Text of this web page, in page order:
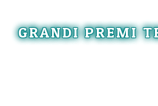
GRANDI PREMI